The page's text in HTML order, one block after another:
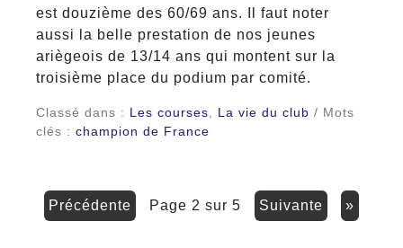
est douzième des 60/69 ans. Il faut noter
aussi la belle prestation de nos jeunes
ariègeois de 13/14 ans qui montent sur la
troisième place du podium par comité.
Classé dans : Les courses La vie du club / Mots
clés : champion de France
précédente page 2 sur 5 suivante »